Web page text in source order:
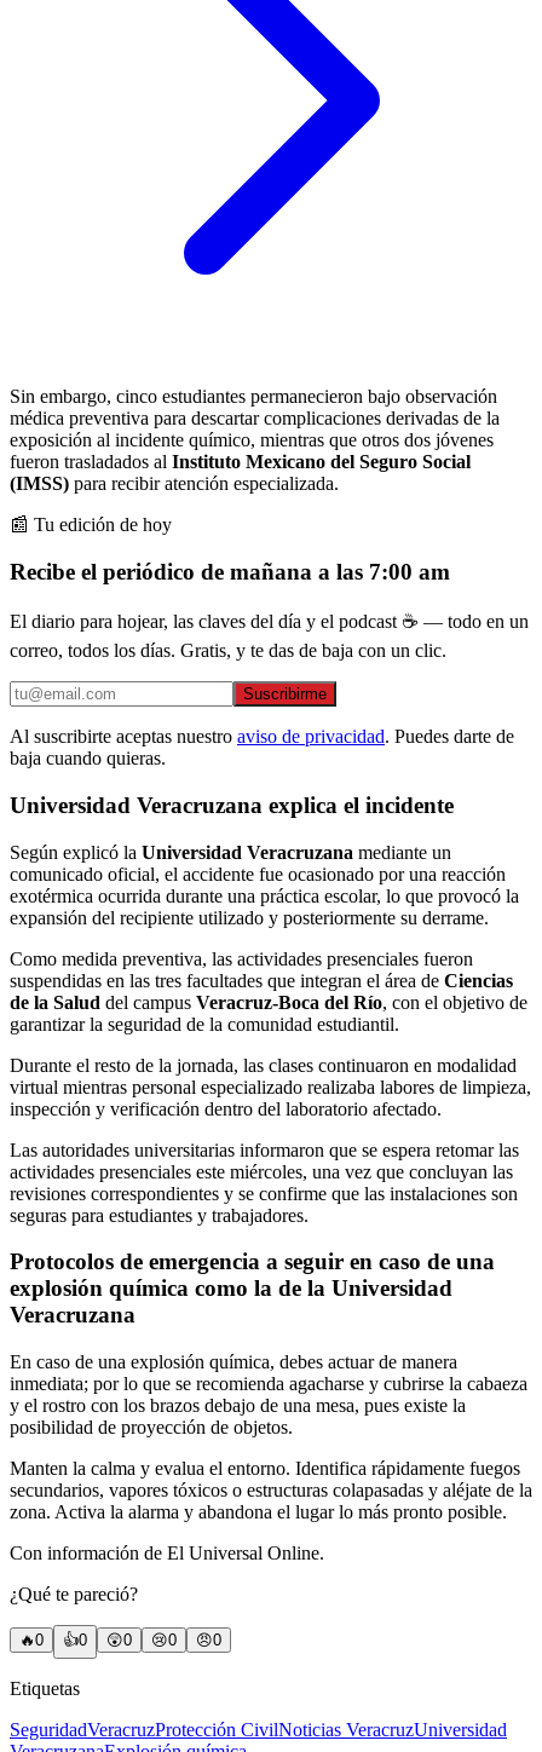
Sin embargo, cinco estudiantes permanecieron bajo observación
médica preventiva para descartar complicaciones derivadas de la
exposición al incidente químico, mientras que otros dos jóvenes
fueron trasladados al Instituto Mexicano del Seguro Social
(IMSS) para recibir atención especializada.
📰 Tu edición de hoy
Recibe el periódico de mañana a las 7:00 am
El diario para hojear, las claves del día y el podcast ☕ — todo en un
correo, todos los días. Gratis, y te das de baja con un clic.
Suscribirme
Al suscribirte aceptas nuestro aviso de privacidad. Puedes darte de
baja cuando quieras.
Universidad Veracruzana explica el incidente
Según explicó la Universidad Veracruzana mediante un
comunicado oficial, el accidente fue ocasionado por una reacción
exotérmica ocurrida durante una práctica escolar, lo que provocó la
expansión del recipiente utilizado y posteriormente su derrame.
Como medida preventiva, las actividades presenciales fueron
suspendidas en las tres facultades que integran el área de Ciencias
de la Salud del campus Veracruz-Boca del Río, con el objetivo de
garantizar la seguridad de la comunidad estudiantil.
Durante el resto de la jornada, las clases continuaron en modalidad
virtual mientras personal especializado realizaba labores de limpieza,
inspección y verificación dentro del laboratorio afectado.
Las autoridades universitarias informaron que se espera retomar las
actividades presenciales este miércoles, una vez que concluyan las
revisiones correspondientes y se confirme que las instalaciones son
seguras para estudiantes y trabajadores.
Protocolos de emergencia a seguir en caso de una
explosión química como la de la Universidad
Veracruzana
En caso de una explosión química, debes actuar de manera
inmediata; por lo que se recomienda agacharse y cubrirse la cabaeza
y el rostro con los brazos debajo de una mesa, pues existe la
posibilidad de proyección de objetos.
Manten la calma y evalua el entorno. Identifica rápidamente fuegos
secundarios, vapores tóxicos o estructuras colapasadas y aléjate de la
zona. Activa la alarma y abandona el lugar lo más pronto posible.
Con información de El Universal Online.
¿Qué te pareció?
🔥0 👍0 😲0 😢0 😠0
Etiquetas
SeguridadVeracruzProtección CivilNoticias VeracruzUniversidad